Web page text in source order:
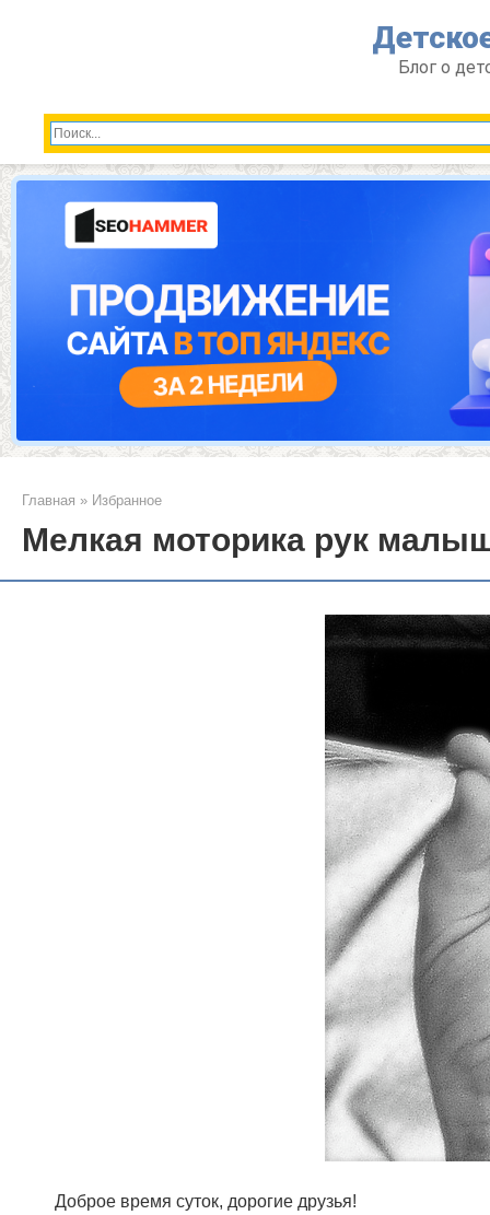
Блог о
Главная » Избранное
Мелкая моторика рук
Доброе время суток, дорогие друзья!